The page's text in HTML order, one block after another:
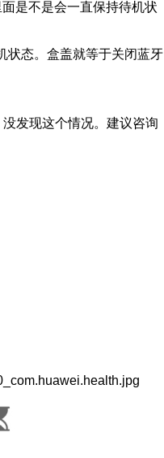
是不是会一直保持待机状
状态。盒盖就等于关闭蓝牙
没发现这个情况。建议咨询